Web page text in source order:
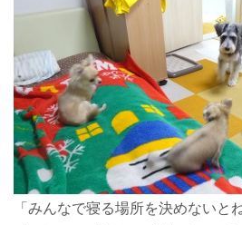
「みんなで寝る場所を決めないと